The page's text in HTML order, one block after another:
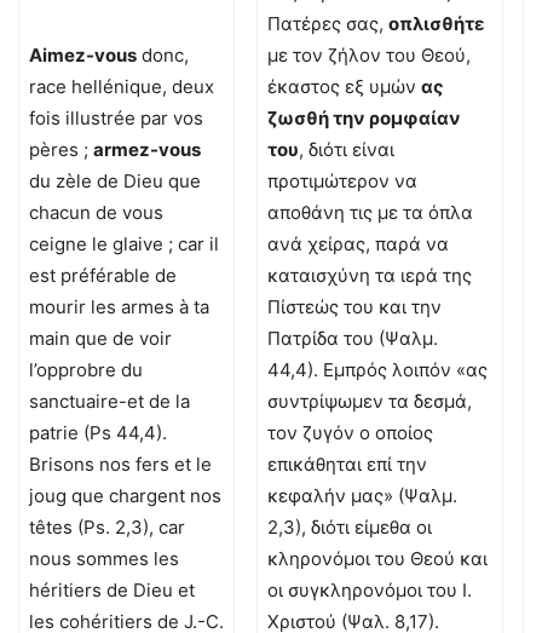
Aimez-vous donc,
race hellénique, deux
fois illustrée par vos
pères ; armez-vous
du zèle de Dieu que
chacun de vous
ceigne le glaive ; car il
est préférable de
mourir les armes à ta
main que de voir
l’opprobre du
sanctuaire-et de la
patrie (Ps 44,4).
Brisons nos fers et le
joug que chargent nos
têtes (Ps. 2,3), car
nous sommes les
héritiers de Dieu et
les cohéritiers de J.-C.
Πατέρες σας, οπλισθήτε
με τον ζήλον του Θεού,
έκαστος εξ υμών ας
ζωσθή την ρομφαίαν
του, διότι είναι
προτιμώτερον να
αποθάνη τις με τα όπλα
ανά χείρας, παρά να
καταισχύνη τα ιερά της
Πίστεώς του και την
Πατρίδα του (Ψαλμ.
44,4). Εμπρός λοιπόν «ας
συντρίψωμεν τα δεσμά,
τον ζυγόν ο οποίος
επικάθηται επί την
κεφαλήν μας» (Ψαλμ.
2,3), διότι είμεθα οι
κληρονόμοι του Θεού και
οι συγκληρονόμοι του Ι.
Χριστού (Ψαλ. 8,17).